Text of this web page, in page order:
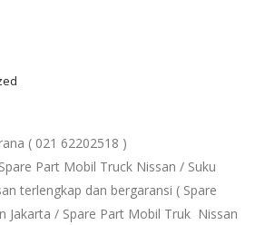
( 021 62202518 )
Part Mobil Truck Nissan / Suku
terlengkap dan bergaransi ( Spare
Jakarta / Spare Part Mobil Truk Nissan